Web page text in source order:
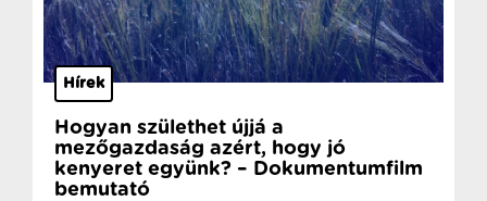
Hírek
Hogyan születhet újjá a
mezőgazdaság azért, hogy jó
kenyeret együnk? – Dokumentumfilm
bemutató